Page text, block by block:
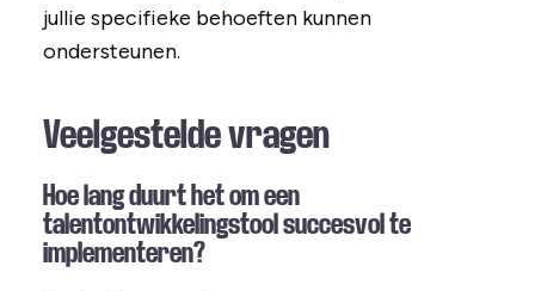
jullie specifieke behoeften kunnen
ondersteunen.
Veelgestelde vragen
Hoe lang duurt het om een
talentontwikkelingstool succesvol te
implementeren?